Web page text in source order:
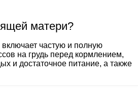
матери?
частую и полную
на грудь перед кормлением,
и достаточное питание, а также